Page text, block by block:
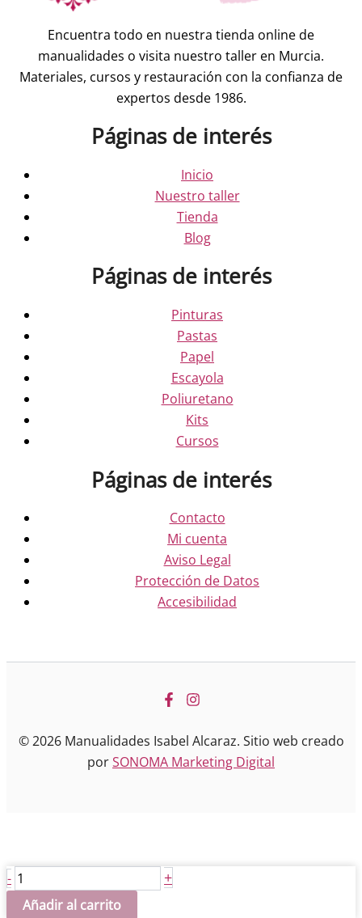
Encuentra todo en nuestra tienda online de
manualidades o visita nuestro taller en Murcia.
Materiales, cursos y restauración con la confianza de
expertos desde 1986.
Páginas de interés
Inicio
Nuestro taller
Tienda
Blog
Páginas de interés
Pinturas
Pastas
Papel
Escayola
Poliuretano
Kits
Cursos
Páginas de interés
Contacto
Mi cuenta
Aviso Legal
Protección de Datos
Accesibilidad
© 2026 Manualidades Isabel Alcaraz. Sitio web creado
porSONOMA Marketing Digital
- Columna
41
+
Añadir al carrito